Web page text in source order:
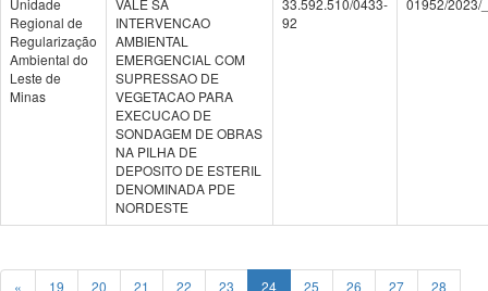
Unidade
Regional de
Regularização
Ambiental do
Leste de
Minas
VALE SA
INTERVENCAO
AMBIENTAL
EMERGENCIAL COM
SUPRESSAO DE
VEGETACAO PARA
EXECUCAO DE
SONDAGEM DE OBRAS
NA PILHA DE
DEPOSITO DE ESTERIL
DENOMINADA PDE
NORDESTE
33.592.510/0433-
92
01952/2023/
« 19 20 21 22 23 24 25 26 27 28